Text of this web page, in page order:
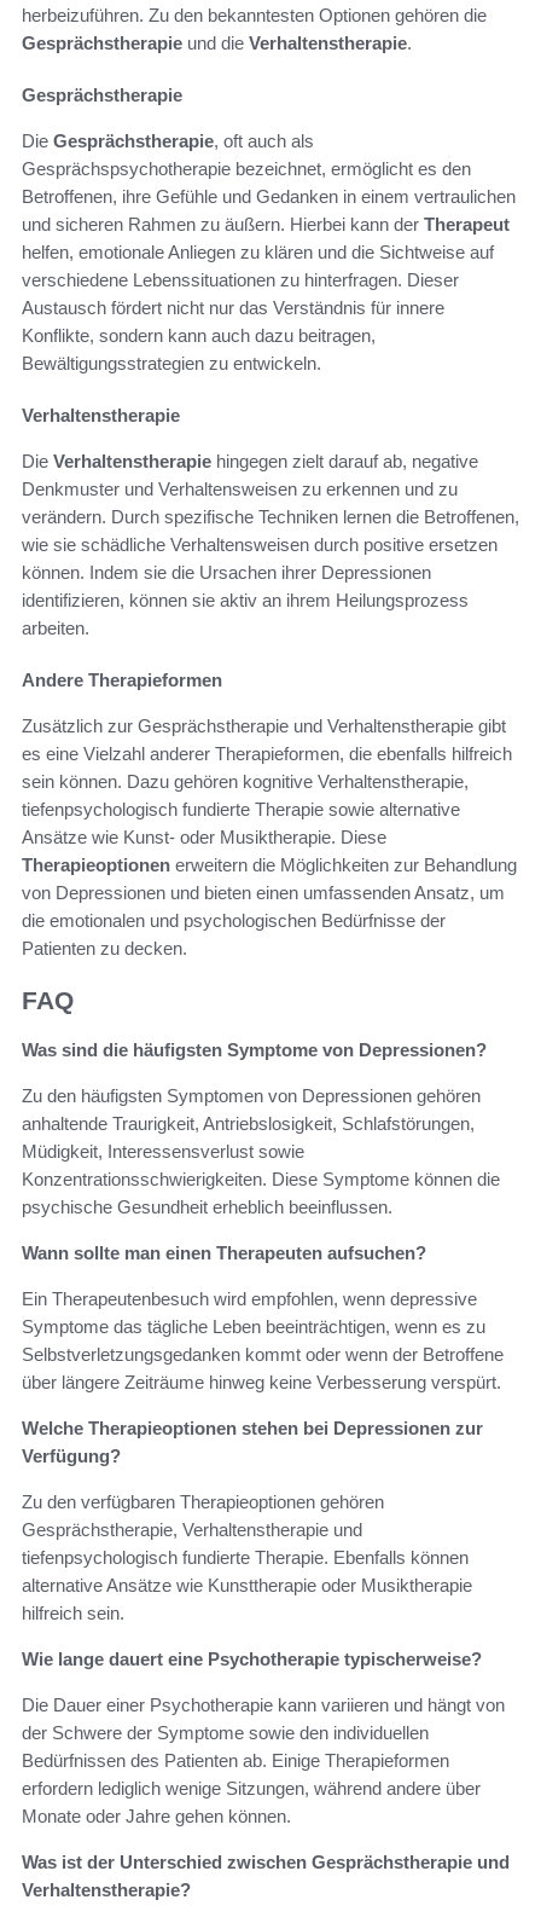
herbeizuführen. Zu den bekanntesten Optionen gehören die
Gesprächstherapie und die Verhaltenstherapie.
Gesprächstherapie
Die Gesprächstherapie, oft auch als
Gesprächspsychotherapie bezeichnet, ermöglicht es den
Betroffenen, ihre Gefühle und Gedanken in einem vertraulichen
und sicheren Rahmen zu äußern. Hierbei kann der Therapeut
helfen, emotionale Anliegen zu klären und die Sichtweise auf
verschiedene Lebenssituationen zu hinterfragen. Dieser
Austausch fördert nicht nur das Verständnis für innere
Konflikte, sondern kann auch dazu beitragen,
Bewältigungsstrategien zu entwickeln.
Verhaltenstherapie
Die Verhaltenstherapie hingegen zielt darauf ab, negative
Denkmuster und Verhaltensweisen zu erkennen und zu
verändern. Durch spezifische Techniken lernen die Betroffenen,
wie sie schädliche Verhaltensweisen durch positive ersetzen
können. Indem sie die Ursachen ihrer Depressionen
identifizieren, können sie aktiv an ihrem Heilungsprozess
arbeiten.
Andere Therapieformen
Zusätzlich zur Gesprächstherapie und Verhaltenstherapie gibt
es eine Vielzahl anderer Therapieformen, die ebenfalls hilfreich
sein können. Dazu gehören kognitive Verhaltenstherapie,
tiefenpsychologisch fundierte Therapie sowie alternative
Ansätze wie Kunst- oder Musiktherapie. Diese
Therapieoptionen erweitern die Möglichkeiten zur Behandlung
von Depressionen und bieten einen umfassenden Ansatz, um
die emotionalen und psychologischen Bedürfnisse der
Patienten zu decken.
FAQ
Was sind die häufigsten Symptome von Depressionen?
Zu den häufigsten Symptomen von Depressionen gehören
anhaltende Traurigkeit, Antriebslosigkeit, Schlafstörungen,
Müdigkeit, Interessensverlust sowie
Konzentrationsschwierigkeiten. Diese Symptome können die
psychische Gesundheit erheblich beeinflussen.
Wann sollte man einen Therapeuten aufsuchen?
Ein Therapeutenbesuch wird empfohlen, wenn depressive
Symptome das tägliche Leben beeinträchtigen, wenn es zu
Selbstverletzungsgedanken kommt oder wenn der Betroffene
über längere Zeiträume hinweg keine Verbesserung verspürt.
Welche Therapieoptionen stehen bei Depressionen zur
Verfügung?
Zu den verfügbaren Therapieoptionen gehören
Gesprächstherapie, Verhaltenstherapie und
tiefenpsychologisch fundierte Therapie. Ebenfalls können
alternative Ansätze wie Kunsttherapie oder Musiktherapie
hilfreich sein.
Wie lange dauert eine Psychotherapie typischerweise?
Die Dauer einer Psychotherapie kann variieren und hängt von
der Schwere der Symptome sowie den individuellen
Bedürfnissen des Patienten ab. Einige Therapieformen
erfordern lediglich wenige Sitzungen, während andere über
Monate oder Jahre gehen können.
Was ist der Unterschied zwischen Gesprächstherapie und
Verhaltenstherapie?